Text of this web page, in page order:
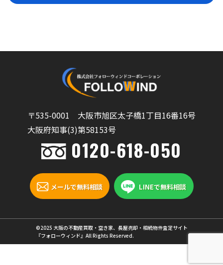
〒535-0001 大阪市旭区太子橋1丁目16番16号
大阪府知事(3)第58153号
0120-618-050
メールで無料相談 LINEで無料相談
©2025 大阪の不動産買取・空き家、長屋売却・相続物件査定サイト
『フォローウィンド』All Rights Reserved.